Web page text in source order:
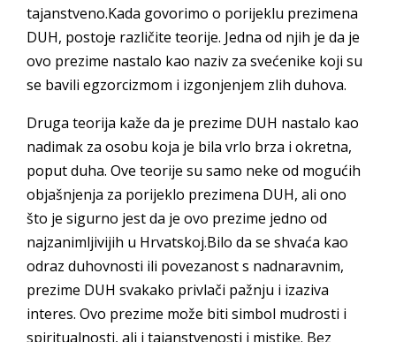
tajanstveno.Kada govorimo o porijeklu prezimena
DUH, postoje različite teorije. Jedna od njih je da je
ovo prezime nastalo kao naziv za svećenike koji su
se bavili egzorcizmom i izgonjenjem zlih duhova.
Druga teorija kaže da je prezime DUH nastalo kao
nadimak za osobu koja je bila vrlo brza i okretna,
poput duha. Ove teorije su samo neke od mogućih
objašnjenja za porijeklo prezimena DUH, ali ono
što je sigurno jest da je ovo prezime jedno od
najzanimljivijih u Hrvatskoj.Bilo da se shvaća kao
odraz duhovnosti ili povezanost s nadnaravnim,
prezime DUH svakako privlači pažnju i izaziva
interes. Ovo prezime može biti simbol mudrosti i
spiritualnosti, ali i tajanstvenosti i mistike. Bez